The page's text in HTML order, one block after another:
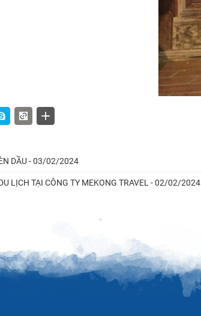
DẦU - 03/02/2024
LỊCH TẠI CÔNG TY MEKONG TRAVEL - 02/02/2024